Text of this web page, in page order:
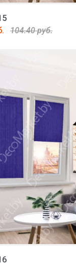
104.40 руб.